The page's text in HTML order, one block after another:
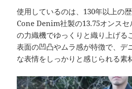
使用しているのは、130年以上の
Cone Denim社製の13.75オンス
の力織機でゆっくりと織り上げる
表面の凹凸やムラ感が特徴で、デ
な表情をしっかりと感じられる素